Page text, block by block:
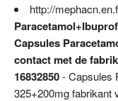
http://
Capsules
contact met de
16832850- Capsules
325+200mg fabrikant